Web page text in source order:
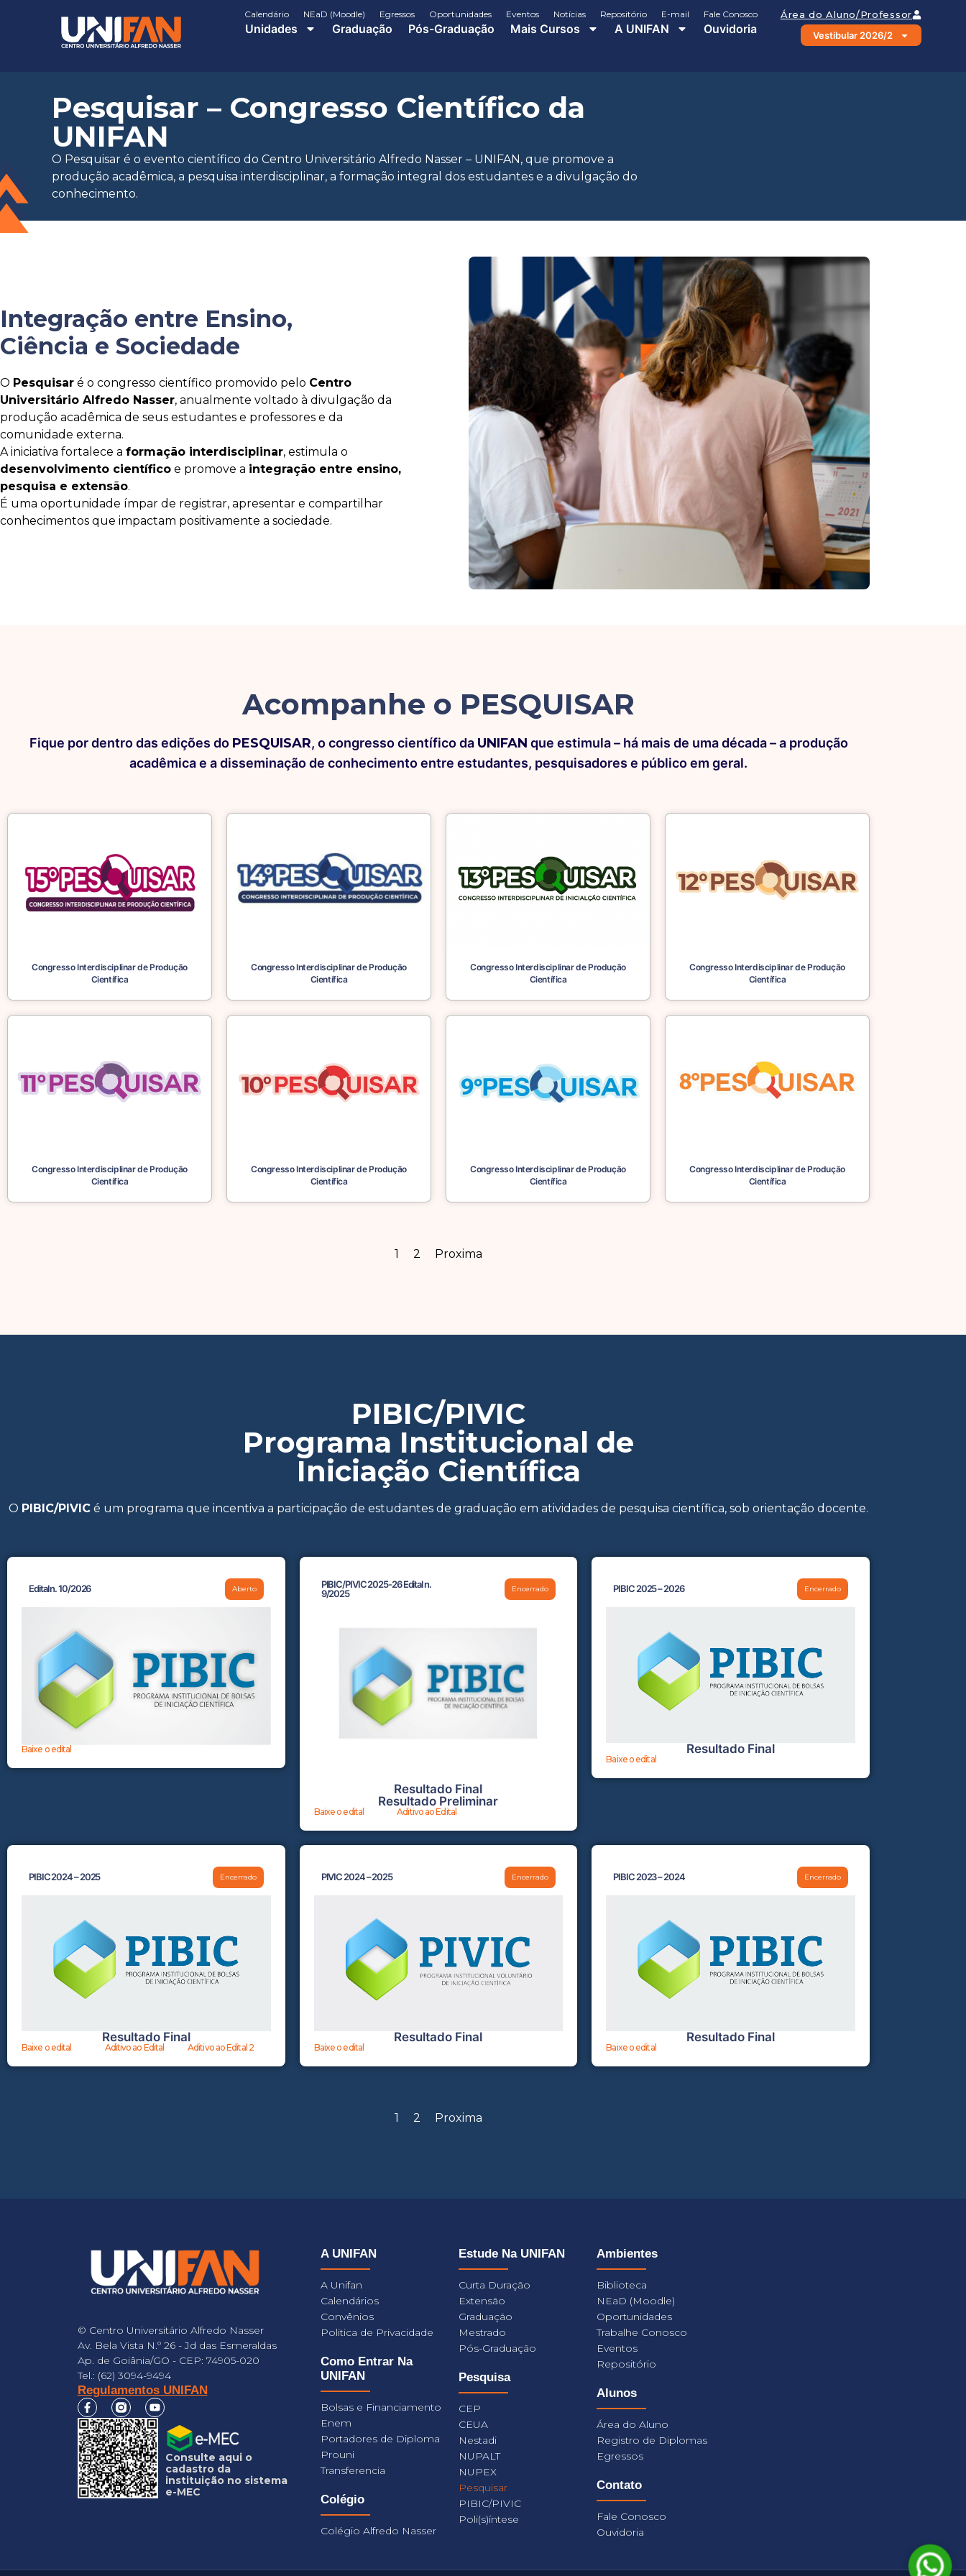
Calendário NEaD (Moodle) Egressos Oportunidades Eventos Notícias Repositório E-mail Fale Conosco
Unidades Graduação Pós-Graduação Mais Cursos A UNIFAN Ouvidoria
Área do Aluno/Professor
Vestibular 2026/2
Pesquisar – Congresso Científico da
UNIFAN
O Pesquisar é o evento científico do Centro Universitário Alfredo Nasser – UNIFAN, que promove a
produção acadêmica, a pesquisa interdisciplinar, a formação integral dos estudantes e a divulgação do
conhecimento.
Integração entre Ensino,
Ciência e Sociedade
O Pesquisar é o congresso científico promovido pelo Centro
Universitário Alfredo Nasser, anualmente voltado à divulgação da
produção acadêmica de seus estudantes e professores e da
comunidade externa.
A iniciativa fortalece a formação interdisciplinar, estimula o
desenvolvimento científico e promove a integração entre ensino,
pesquisa e extensão.
É uma oportunidade ímpar de registrar, apresentar e compartilhar
conhecimentos que impactam positivamente a sociedade.
Acompanhe o PESQUISAR
Fique por dentro das edições do PESQUISAR, o congresso científico da UNIFAN que estimula – há mais de uma década – a produção
acadêmica e a disseminação de conhecimento entre estudantes, pesquisadores e público em geral.
Congresso Interdisciplinar de Produção
Científica
Congresso Interdisciplinar de Produção
Científica
Congresso Interdisciplinar de Produção
Científica
Congresso Interdisciplinar de Produção
Científica
Congresso Interdisciplinar de Produção
Científica
Congresso Interdisciplinar de Produção
Científica
Congresso Interdisciplinar de Produção
Científica
Congresso Interdisciplinar de Produção
Científica
1 2 Proxima
PIBIC/PIVIC
Programa Institucional de
Iniciação Científica
O PIBIC/PIVIC é um programa que incentiva a participação de estudantes de graduação em atividades de pesquisa científica, sob orientação docente.
Edital n. 10/2026 Aberto
Baixe o edital
PIBIC/PIVIC 2025-26 Edital n.
9/2025
Encerrado
Resultado Final
Resultado Preliminar
Baixe o edital Aditivo ao Edital
PIBIC 2025 – 2026 Encerrado
Resultado Final
Baixe o edital
PIBIC 2024 – 2025 Encerrado
Resultado Final
Baixe o edital Aditivo ao Edital Aditivo ao Edital 2
PIVIC 2024 – 2025 Encerrado
Resultado Final
Baixe o edital
PIBIC 2023 – 2024 Encerrado
Resultado Final
Baixe o edital
1 2 Proxima
© Centro Universitário Alfredo Nasser
Av. Bela Vista N.º 26 - Jd das Esmeraldas
Ap. de Goiânia/GO - CEP: 74905-020
Tel.: (62) 3094-9494
Regulamentos UNIFAN
Consulte aqui o
cadastro da
instituição no sistema
e-MEC
A UNIFAN
A Unifan
Calendários
Convênios
Politica de Privacidade
Como Entrar Na
UNIFAN
Bolsas e Financiamento
Enem
Portadores de Diploma
Prouni
Transferencia
Colégio
Colégio Alfredo Nasser
Estude Na UNIFAN
Curta Duração
Extensão
Graduação
Mestrado
Pós-Graduação
Pesquisa
CEP
CEUA
Nestadi
NUPALT
NUPEX
Pesquisar
PIBIC/PIVIC
Poli(s)íntese
Ambientes
Biblioteca
NEaD (Moodle)
Oportunidades
Trabalhe Conosco
Eventos
Repositório
Alunos
Área do Aluno
Registro de Diplomas
Egressos
Contato
Fale Conosco
Ouvidoria